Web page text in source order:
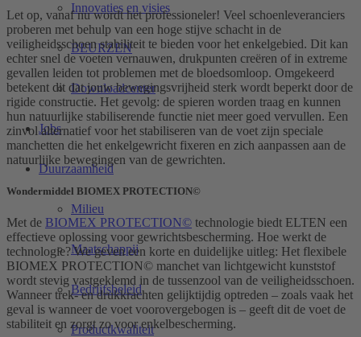
Innovaties en visies
BEURZEN
Downloadcenter
Jobs
Duurzaamheid
Milieu
Maatschappij
Bedrijfsbeleid
Productkwaliteit
Let op, vanaf nu wordt het professioneler! Veel schoenleveranciers
proberen met behulp van een hoge stijve schacht in de
veiligheidsschoen stabiliteit te bieden voor het enkelgebied. Dit kan
echter snel de voeten vernauwen, drukpunten creëren of in extreme
gevallen leiden tot problemen met de bloedsomloop. Omgekeerd
betekent dit dat jouw bewegingsvrijheid sterk wordt beperkt door de
rigide constructie. Het gevolg: de spieren worden traag en kunnen
hun natuurlijke stabiliserende functie niet meer goed vervullen. Een
zinvol alternatief voor het stabiliseren van de voet zijn speciale
manchetten die het enkelgewricht fixeren en zich aanpassen aan de
natuurlijke bewegingen van de gewrichten.
Wondermiddel BIOMEX PROTECTION©
Met de BIOMEX PROTECTION© technologie biedt ELTEN een
effectieve oplossing voor gewrichtsbescherming. Hoe werkt de
technologie? We geven een korte en duidelijke uitleg: Het flexibele
BIOMEX PROTECTION© manchet van lichtgewicht kunststof
wordt stevig vastgeklemd in de tussenzool van de veiligheidsschoen.
Wanneer trek- en drukkrachten gelijktijdig optreden – zoals vaak het
geval is wanneer de voet voorovergebogen is – geeft dit de voet de
stabiliteit en zorgt zo voor enkelbescherming.